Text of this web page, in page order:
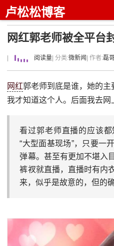
卢松松博客
网红郭老师被全平台
阅读量 | 分类:微新闻 | 作者:磊
网红郭老师到底是谁，她的
我才知道这个人。后面我去网
看过郭老师直播的应该
“大型面基现场”，只要一
弹幕。甚至有更加不堪入
裤衩就直播，直播时有内
来，似乎是故意的，但的